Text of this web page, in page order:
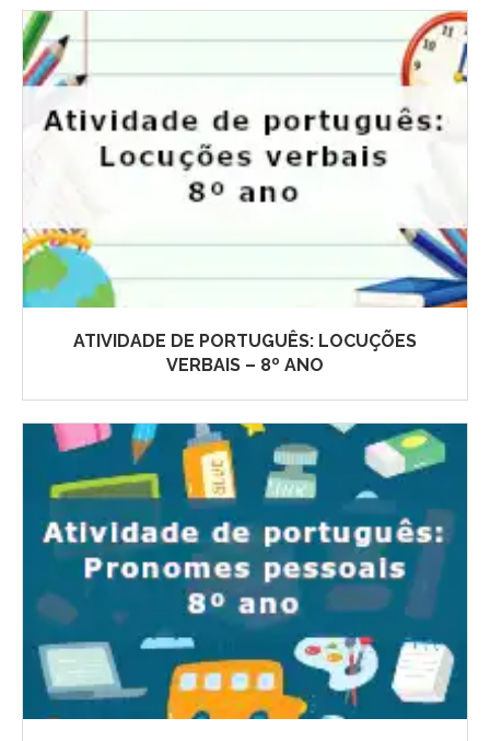
ATIVIDADE DE PORTUGUÊS: LOCUÇÕES
VERBAIS – 8º ANO